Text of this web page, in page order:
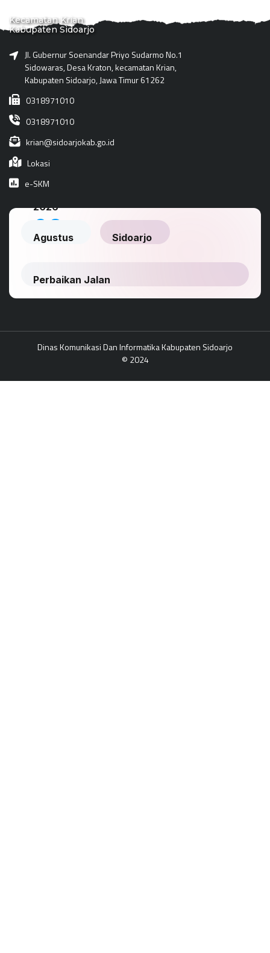
Kecamatan Krian
Kabupaten Sidoarjo
Jl. Gubernur Soenandar Priyo Sudarmo No.1
Sidowaras, Desa Kraton, kecamatan Krian,
Kabupaten Sidoarjo, Jawa Timur 61262
0318971010
0318971010
krian@sidoarjokab.go.id
Lokasi
e-SKM
Dinas Komunikasi Dan Informatika Kabupaten Sidoarjo
© 2024